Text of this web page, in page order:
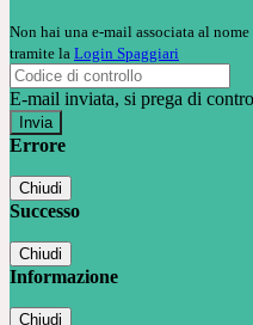
Non hai una e-mail associata al
tramite la Login Spaggiari
E-mail inviata, si prega di
Errore
Chiudi
Successo
Chiudi
Informazione
Chiudi